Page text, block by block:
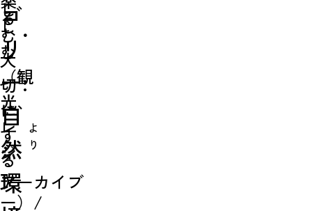
Simulation
ゴ
リ
ー:
自
然
環
る
し
む・
大
切
に
す
る
し
む
（観
光、
レ
ジ
ャ
ー）/
よ
り
アーカイブ